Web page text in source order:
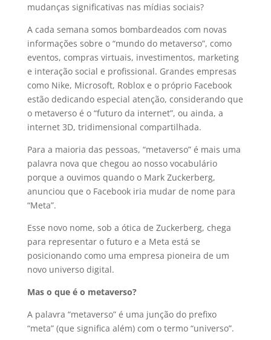
mudanças significativas nas mídias sociais?
A cada semana somos bombardeados com novas
informações sobre o “mundo do metaverso”, como
eventos, compras virtuais, investimentos, marketing
e interação social e profissional. Grandes empresas
como Nike, Microsoft, Roblox e o próprio Facebook
estão dedicando especial atenção, considerando que
o metaverso é o “futuro da internet”, ou ainda, a
internet 3D, tridimensional compartilhada.
Para a maioria das pessoas, “metaverso” é mais uma
palavra nova que chegou ao nosso vocabulário
porque a ouvimos quando o Mark Zuckerberg,
anunciou que o Facebook iria mudar de nome para
“Meta”.
Esse novo nome, sob a ótica de Zuckerberg, chega
para representar o futuro e a Meta está se
posicionando como uma empresa pioneira de um
novo universo digital.
Mas o que é o metaverso?
A palavra “metaverso” é uma junção do prefixo
“meta” (que significa além) com o termo “universo”.